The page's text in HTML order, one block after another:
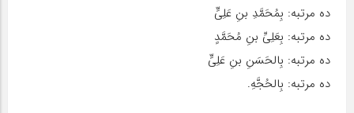
ده مرتبه: بِمُحَمَّدِ بنِ عَلِیٍّ
ده مرتبه: بِعَلِیِّ بنِ مُحَمَّدٍ
ده مرتبه: بِالحَسَنِ بنِ عَلِیٍّ
ده مرتبه: بِالحُجَّهِ.